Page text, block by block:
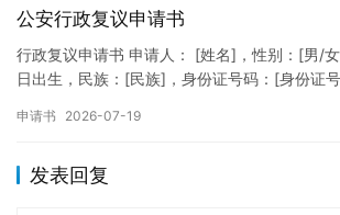
公安行政复议申请书
行政复议申请书 申请人： [姓名]，性别：[男/
日出生，民族：[民族]，身份证号码：[身份证
申请书 2026-07-19
发表回复